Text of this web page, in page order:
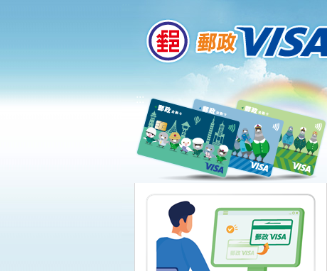
:::